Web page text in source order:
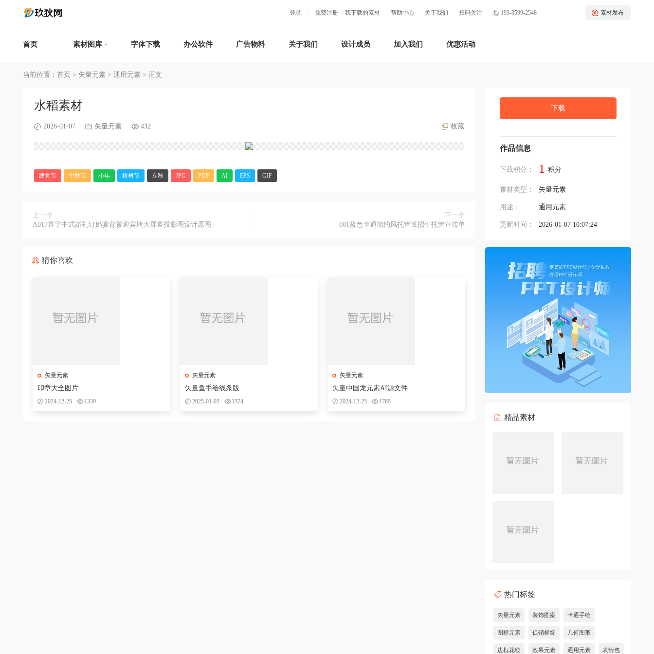
素材发布
193-3599-2548
我下载的素材 帮助中心 关于我们 扫码关注
登录 免费注册
首页 素材图库 字体下载 办公软件 广告物料 关于我们 设计成员 加入我们 优惠活动
当前位置： 首页 > 矢量元素 > 通用元素 > 正文
水稻素材
2026-01-07 矢量元素 432 收藏
建党节 中秋节 小年 植树节 立秋 JPG PDF AI EPS GIF
上一个
A017喜字中式婚礼订婚宴背景迎宾墙大屏幕投影图设计原图
下一个
001蓝色卡通简约风托管班招生托管宣传单
猜你喜欢
矢量元素
印章大全图片
2024-12-25 1339
矢量元素
矢量鱼手绘线条版
2025-01-02 1374
矢量元素
矢量中国龙元素AI源文件
2024-12-25 1765
下载
作品信息
下载积分： 1 积分
素材类型： 矢量元素
用途： 通用元素
更新时间： 2026-01-07 10:07:24
精品素材
热门标签
矢量元素 装饰图案 卡通手绘
图标元素 促销标签 几何图形
边框花纹 效果元素 通用元素 表情包